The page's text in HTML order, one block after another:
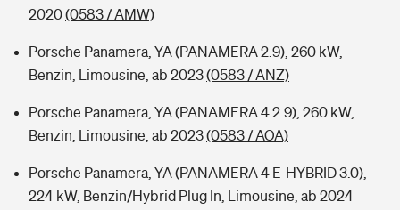
2020(0583 / AMW)
Porsche Panamera, YA (PANAMERA 2.9), 260 kW,
Benzin, Limousine, ab 2023(0583 / ANZ)
Porsche Panamera, YA (PANAMERA 4 2.9), 260 kW,
Benzin, Limousine, ab 2023(0583 / AOA)
Porsche Panamera, YA (PANAMERA 4 E-HYBRID 3.0),
224 kW, Benzin/Hybrid Plug In, Limousine, ab 2024